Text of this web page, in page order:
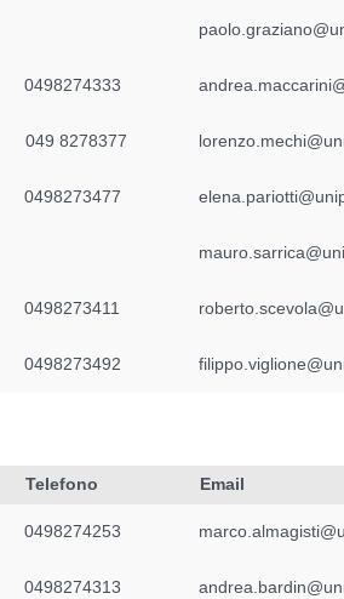
0498274333
049 8278377
0498273477
0498273411
0498273492
Telefono Email
0498274253
0498274313